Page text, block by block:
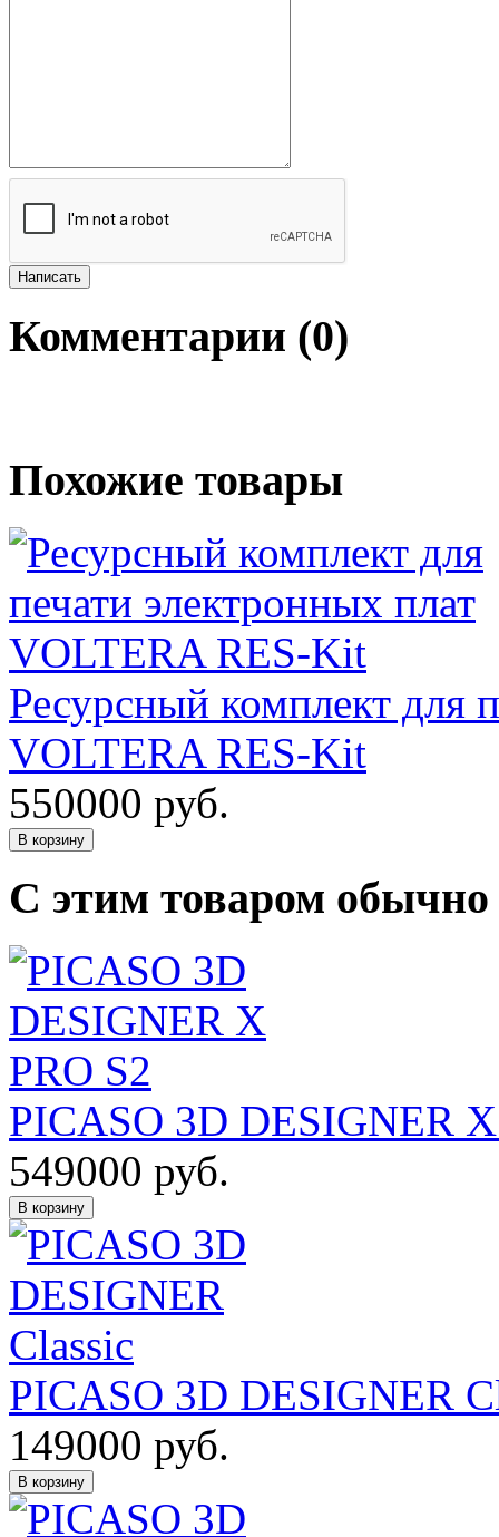
Комментарии (0)
Похожие товары
Ресурсный комплект для
VOLTERA RES-Kit
550000 руб.
В корзину
С этим товаром
PICASO 3D DESIGNER
549000 руб.
В корзину
PICASO 3D DESIGNER
149000 руб.
В корзину